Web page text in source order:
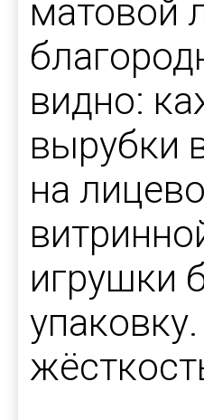
матовой
видно:
вырубки
на
игрушки